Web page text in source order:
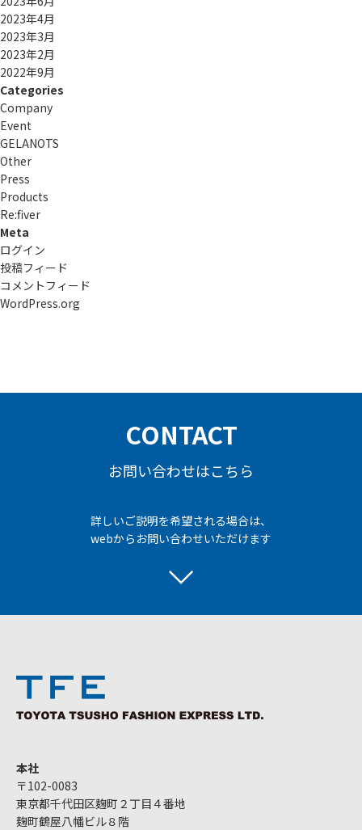
2023年4月
2023年3月
2023年2月
2022年9月
Categories
Company
Event
GELANOTS
Other
Press
Products
Re:ﬁver
Meta
ログイン
投稿フィード
コメントフィード
WordPress.org
CONTACT
お問い合わせはこちら
詳しいご説明を希望される場合は、
webからお問い合わせいただけます
本社
〒102-0083
東京都千代田区麹町２丁目４番地
麹町鶴屋八幡ビル８階